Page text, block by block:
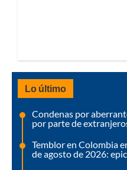
Lo último
Condenas por
por parte de
Temblor en Colombia
de agosto de 2026: